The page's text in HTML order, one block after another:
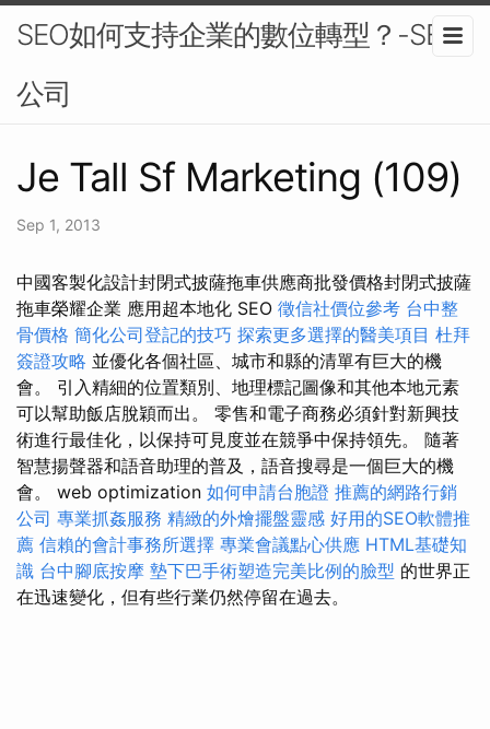
SEO如何支持企業的數位轉型？-SEO
公司
Je Tall Sf Marketing (109)
Sep 1, 2013
中國客製化設計封閉式披薩拖車供應商批發價格封閉式披薩
拖車榮耀企業 應用超本地化 SEO 徵信社價位參考 台中整
骨價格 簡化公司登記的技巧 探索更多選擇的醫美項目 杜拜
簽證攻略 並優化各個社區、城市和縣的清單有巨大的機
會。 引入精細的位置類別、地理標記圖像和其他本地元素
可以幫助飯店脫穎而出。 零售和電子商務必須針對新興技
術進行最佳化，以保持可見度並在競爭中保持領先。 隨著
智慧揚聲器和語音助理的普及，語音搜尋是一個巨大的機
會。 web optimization 如何申請台胞證 推薦的網路行銷
公司 專業抓姦服務 精緻的外燴擺盤靈感 好用的SEO軟體推
薦 信賴的會計事務所選擇 專業會議點心供應 HTML基礎知
識 台中腳底按摩 墊下巴手術塑造完美比例的臉型 的世界正
在迅速變化，但有些行業仍然停留在過去。